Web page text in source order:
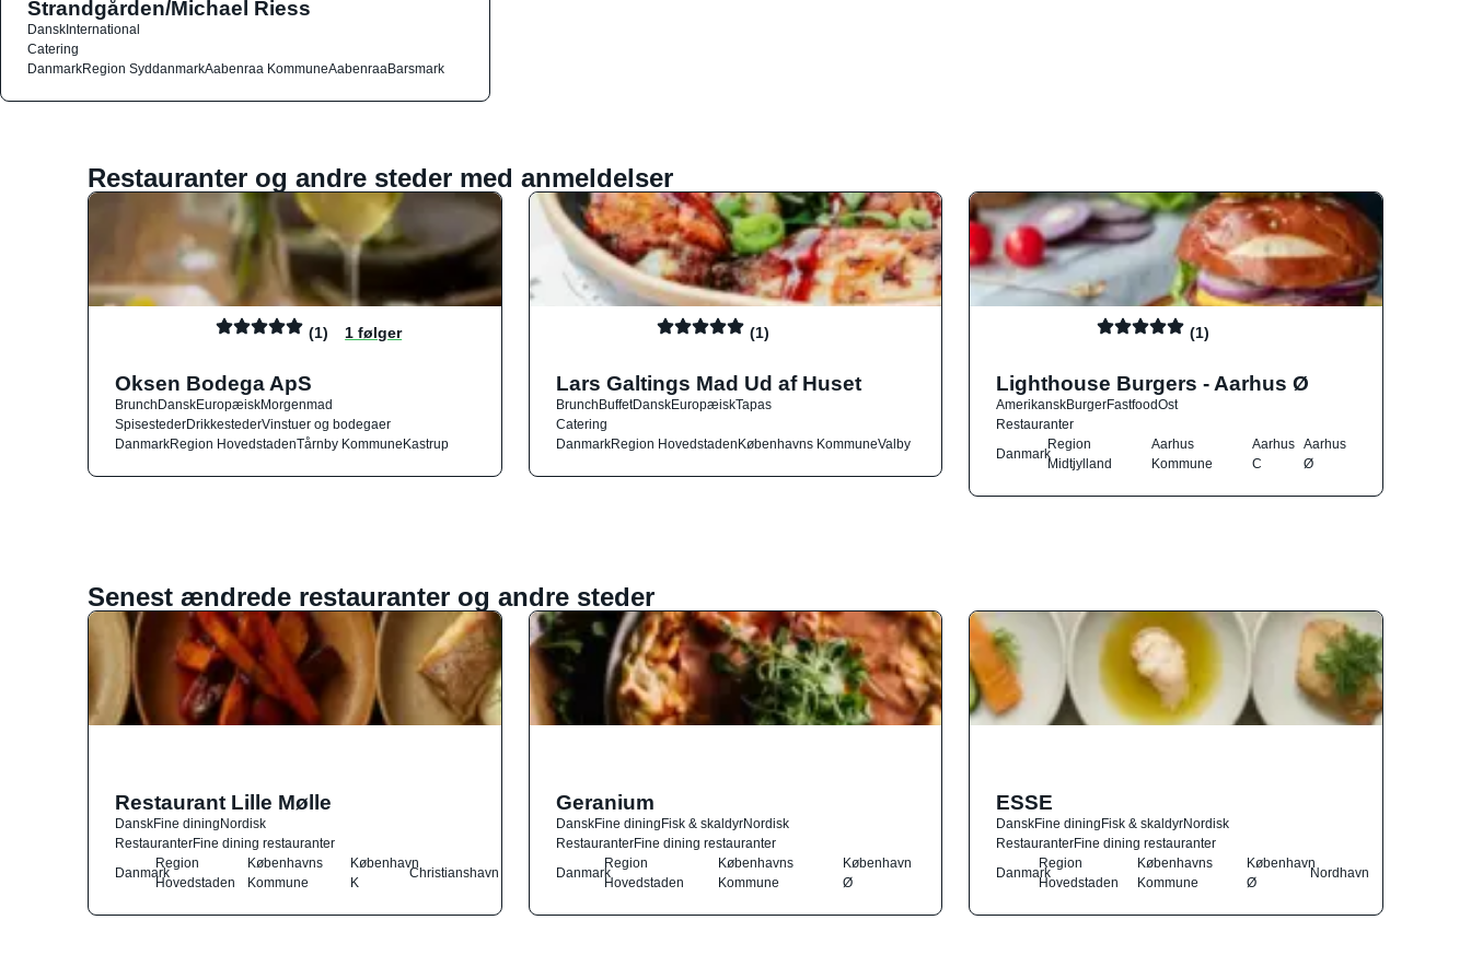
Strandgården/Michael Riess
DanskInternational
Catering
DanmarkRegion SyddanmarkAabenraa KommuneAabenraaBarsmark
Restauranter og andre steder med anmeldelser
(1) 1 følger
Oksen Bodega ApS
BrunchDanskEuropæiskMorgenmad
SpisestederDrikkestederVinstuer og bodegaer
DanmarkRegion HovedstadenTårnby KommuneKastrup
(1)
Lars Galtings Mad Ud af Huset
BrunchBuffetDanskEuropæiskTapas
Catering
DanmarkRegion HovedstadenKøbenhavns KommuneValby
(1)
Lighthouse Burgers - Aarhus Ø
AmerikanskBurgerFastfoodOst
Restauranter
Danmark
Region
Midtjylland
Aarhus
Kommune
Aarhus
C
Aarhus
Ø
Senest ændrede restauranter og andre steder
Restaurant Lille Mølle
DanskFine diningNordisk
RestauranterFine dining restauranter
Danmark
Region
Hovedstaden
Københavns
Kommune
København
K
Christianshavn
Geranium
DanskFine diningFisk & skaldyrNordisk
RestauranterFine dining restauranter
Danmark
Region
Hovedstaden
Københavns
Kommune
København
Ø
ESSE
DanskFine diningFisk & skaldyrNordisk
RestauranterFine dining restauranter
Danmark
Region
Hovedstaden
Københavns
Kommune
København
Ø
Nordhavn